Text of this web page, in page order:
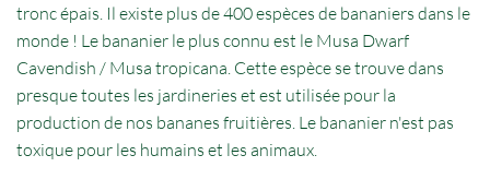
tronc épais. Il existe plus de 400 espèces de bananiers dans le
monde ! Le bananier le plus connu est le Musa Dwarf
Cavendish / Musa tropicana. Cette espèce se trouve dans
presque toutes les jardineries et est utilisée pour la
production de nos bananes fruitières. Le bananier n'est pas
toxique pour les humains et les animaux.